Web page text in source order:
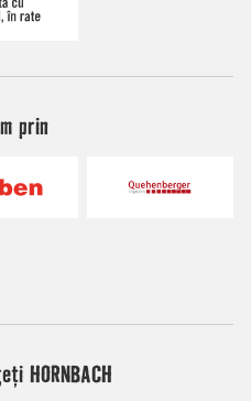
prin
HORNBACH